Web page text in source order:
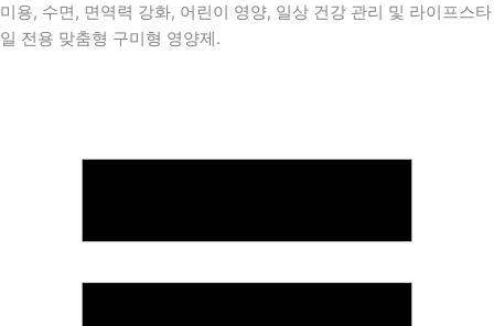
미용, 수면, 면역력 강화, 어린이 영양, 일상 건강 관리 및 라이프스타
일 전용 맞춤형 구미형 영양제.